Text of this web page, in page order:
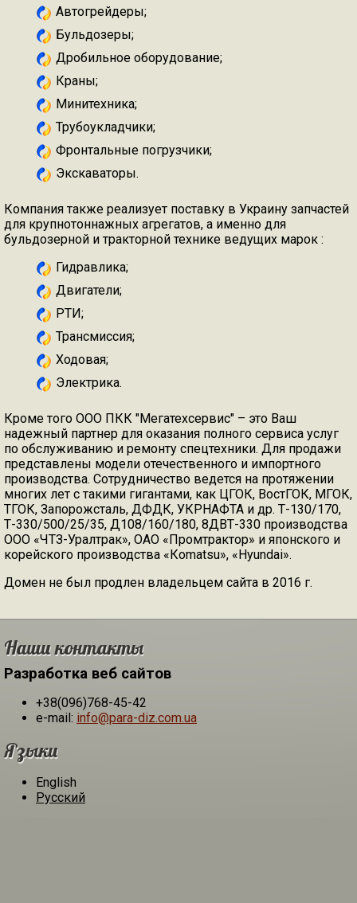
Автогрейдеры;
Бульдозеры;
Дробильное оборудование;
Краны;
Минитехника;
Трубоукладчики;
Фронтальные погрузчики;
Экскаваторы.
Компания также реализует поставку в Украину запчастей
для крупнотоннажных агрегатов, а именно для
бульдозерной и тракторной технике ведущих марок :
Гидравлика;
Двигатели;
РТИ;
Трансмиссия;
Ходовая;
Электрика.
Кроме того ООО ПКК "Мегатехсервис" – это Ваш
надежный партнер для оказания полного сервиса услуг
по обслуживанию и ремонту спецтехники. Для продажи
представлены модели отечественного и импортного
производства. Сотрудничество ведется на протяжении
многих лет с такими гигантами, как ЦГОК, ВостГОК, МГОК,
ТГОК, Запорожсталь, ДФДК, УКРНАФТА и др. Т-130/170,
Т-330/500/25/35, Д108/160/180, 8ДВТ-330 производства
ООО «ЧТЗ-Уралтрак», ОАО «Промтрактор» и японского и
корейского производства «Кomatsu», «Hyundai».
Домен не был продлен владельцем сайта в 2016 г.
Наши контакты
Разработка веб сайтов
+38(096)768-45-42
e-mail: info@para-diz.com.ua
Языки
English
Русский